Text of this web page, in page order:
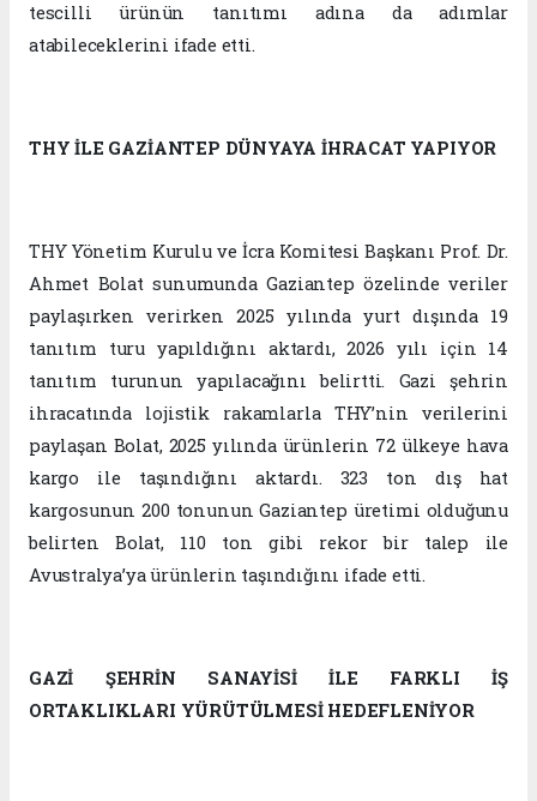
tescilli ürünün tanıtımı adına da adımlar
atabileceklerini ifade etti.
THY İLE GAZİANTEP DÜNYAYA İHRACAT YAPIYOR
THY Yönetim Kurulu ve İcra Komitesi Başkanı Prof. Dr.
Ahmet Bolat sunumunda Gaziantep özelinde veriler
paylaşırken verirken 2025 yılında yurt dışında 19
tanıtım turu yapıldığını aktardı, 2026 yılı için 14
tanıtım turunun yapılacağını belirtti. Gazi şehrin
ihracatında lojistik rakamlarla THY’nin verilerini
paylaşan Bolat, 2025 yılında ürünlerin 72 ülkeye hava
kargo ile taşındığını aktardı. 323 ton dış hat
kargosunun 200 tonunun Gaziantep üretimi olduğunu
belirten Bolat, 110 ton gibi rekor bir talep ile
Avustralya’ya ürünlerin taşındığını ifade etti.
GAZİ ŞEHRİN SANAYİSİ İLE FARKLI İŞ
ORTAKLIKLARI YÜRÜTÜLMESİ HEDEFLENİYOR